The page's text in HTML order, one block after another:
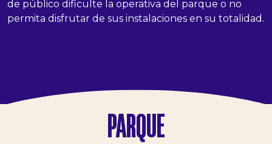
de público dificulte la operativa del parque o no
permita disfrutar de sus instalaciones en su totalidad.
PARQUE